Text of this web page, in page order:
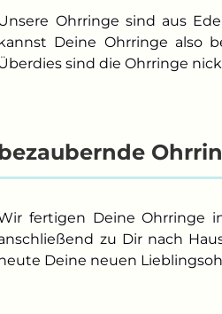
Ohrringe sind aus
Deine Ohrringe also
sind die Ohrringe
fertigen Deine Ohrringe
zu Dir nach
Deine neuen